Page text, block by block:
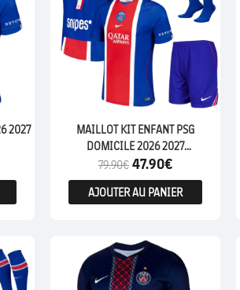
2027
MAILLOT KIT ENFANT PSG
DOMICILE 2026 2027
KVARATSKHELIA
79.90€ 47.90€
AJOUTER AU PANIER